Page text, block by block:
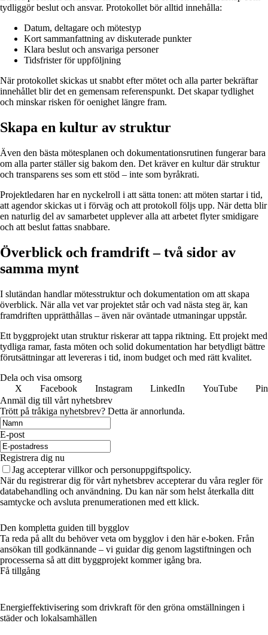
tydliggör beslut och ansvar. Protokollet bör alltid innehålla:
Datum, deltagare och mötestyp
Kort sammanfattning av diskuterade punkter
Klara beslut och ansvariga personer
Tidsfrister för uppföljning
När protokollet skickas ut snabbt efter mötet och alla parter bekräftar
innehållet blir det en gemensam referenspunkt. Det skapar tydlighet
och minskar risken för oenighet längre fram.
Skapa en kultur av struktur
Även den bästa mötesplanen och dokumentationsrutinen fungerar bara
om alla parter ställer sig bakom den. Det kräver en kultur där struktur
och transparens ses som ett stöd – inte som byråkrati.
Projektledaren har en nyckelroll i att sätta tonen: att möten startar i tid,
att agendor skickas ut i förväg och att protokoll följs upp. När detta blir
en naturlig del av samarbetet upplever alla att arbetet flyter smidigare
och att beslut fattas snabbare.
Överblick och framdrift – två sidor av
samma mynt
I slutändan handlar mötesstruktur och dokumentation om att skapa
överblick. När alla vet var projektet står och vad nästa steg är, kan
framdriften upprätthållas – även när oväntade utmaningar uppstår.
Ett byggprojekt utan struktur riskerar att tappa riktning. Ett projekt med
tydliga ramar, fasta möten och solid dokumentation har betydligt bättre
förutsättningar att levereras i tid, inom budget och med rätt kvalitet.
Dela och visa omsorg
X
Facebook Instagram LinkedIn YouTube
Anmäl dig till vårt nyhetsbrev
Trött på tråkiga nyhetsbrev? Detta är annorlunda.
E-post
Registrera dig nu
Jag accepterar villkor och personuppgiftspolicy.
När du registrerar dig för vårt nyhetsbrev accepterar du våra regler för
databehandling och användning. Du kan när som helst återkalla ditt
samtycke och avsluta prenumerationen med ett klick.
Den kompletta guiden till bygglov
Ta reda på allt du behöver veta om bygglov i den här e-boken. Från
ansökan till godkännande – vi guidar dig genom lagstiftningen och
processerna så att ditt byggprojekt kommer igång bra.
Få tillgång
Energieffektivisering som drivkraft för den gröna omställningen i
städer och lokalsamhällen